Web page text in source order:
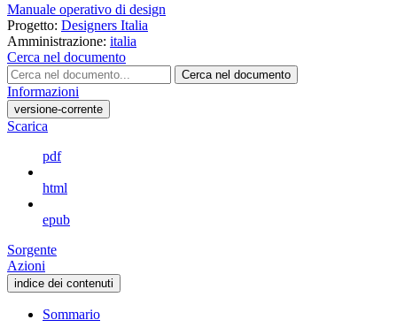
Manuale operativo di design
Progetto: Designers Italia
Amministrazione: italia
Cerca nel documento
Cerca nel documento
Informazioni
versione-corrente
Scarica
pdf
html
epub
Sorgente
Azioni
indice dei contenuti
Sommario